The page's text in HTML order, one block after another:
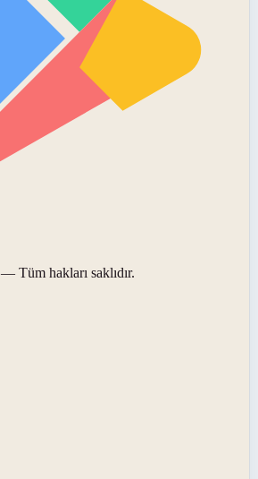
— Tüm hakları saklıdır.